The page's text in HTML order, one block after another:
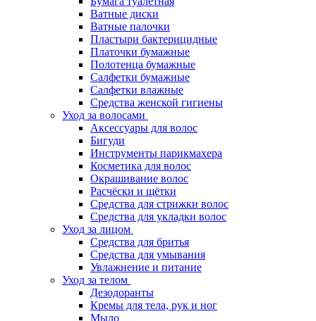
Ватные диски
Ватные палочки
Пластыри бактерицидные
Платочки бумажные
Полотенца бумажные
Салфетки бумажные
Салфетки влажные
Средства женской гигиены
Уход за волосами
Аксессуары для волос
Бигуди
Инструменты парикмахера
Косметика для волос
Окрашивание волос
Расчёски и щётки
Средства для стрижки волос
Средства для укладки волос
Уход за лицом
Средства для бритья
Средства для умывания
Увлажнение и питание
Уход за телом
Дезодоранты
Кремы для тела, рук и ног
Мыло